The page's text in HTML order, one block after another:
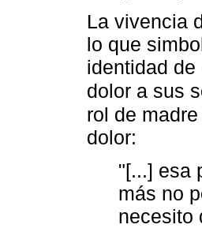
La vivencia
lo que
identidad
dolor a sus
rol de
dolor:
"[...] esa
más no
necesito